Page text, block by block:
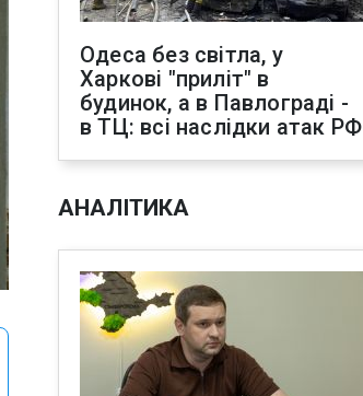
Одеса без світла, у
Харкові "приліт" в
будинок, а в Павлограді -
в ТЦ: всі наслідки атак РФ
АНАЛІТИКА